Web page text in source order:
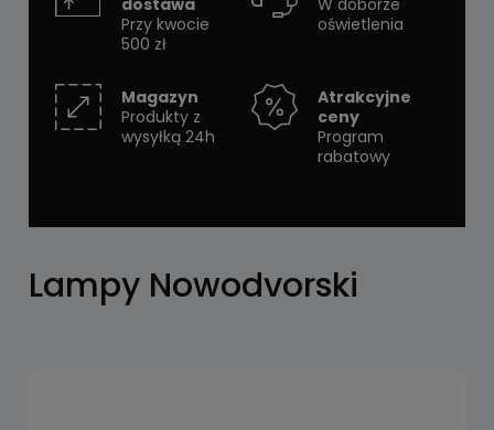
Przy kwocie
500 zł
oświetlenia
Magazyn
Produkty z
wysyłką 24h
Atrakcyjne
ceny
Program
rabatowy
Lampy Nowodvorski